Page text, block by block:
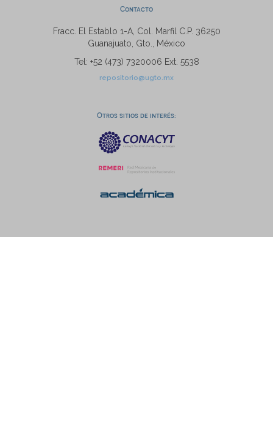
Contacto
Fracc. El Establo 1-A, Col. Marfil C.P. 36250
Guanajuato, Gto., México
Tel: +52 (473) 7320006 Ext. 5538
repositorio@ugto.mx
Otros sitios de interés: